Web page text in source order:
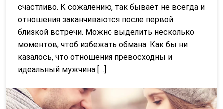
счастливо. К сожалению, так бывает не всегда и
отношения заканчиваются после первой
близкой встречи. Можно выделить несколько
моментов, чтоб избежать обмана. Как бы ни
казалось, что отношения превосходны и
идеальный мужчина […]